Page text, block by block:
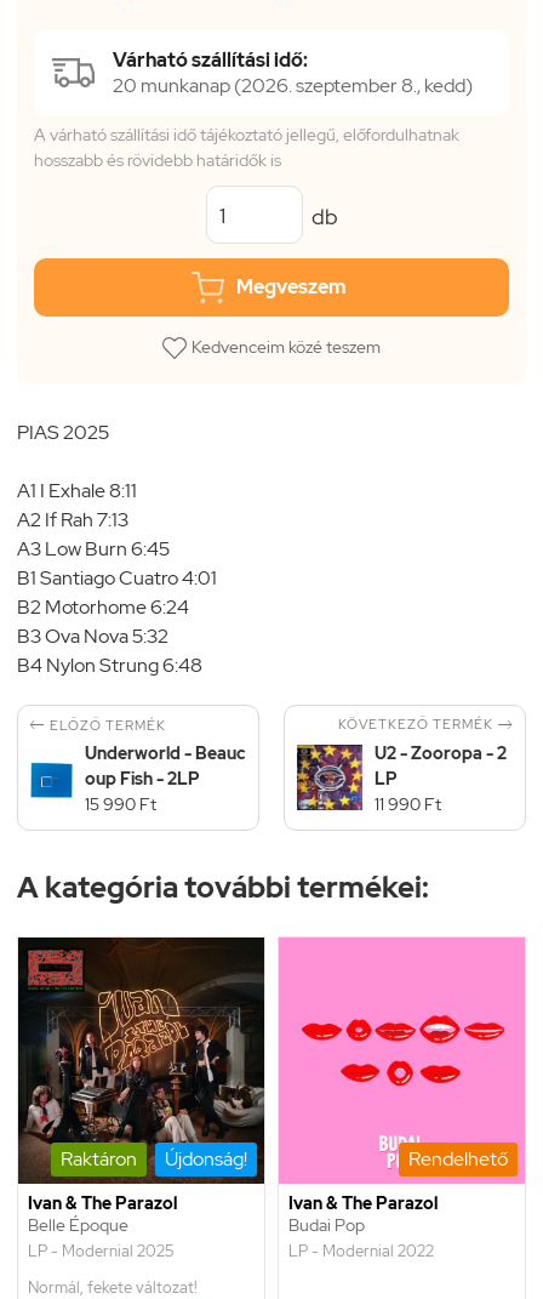
Várható szállítási idő:
20 munkanap (2026. szeptember 8., kedd)
A várható szállítási idő tájékoztató jellegű, előfordulhatnak
hosszabb és rövidebb határidők is
db
Megveszem
Kedvenceim közé teszem
PIAS 2025
A1 I Exhale 8:11
A2 If Rah 7:13
A3 Low Burn 6:45
B1 Santiago Cuatro 4:01
B2 Motorhome 6:24
B3 Ova Nova 5:32
B4 Nylon Strung 6:48
 ELŐZŐ TERMÉK
Underworld - Beauc
oup Fish - 2LP
15 990 Ft
KÖVETKEZŐ TERMÉK 
U2 - Zooropa - 2
LP
11 990 Ft
A kategória további termékei:
Raktáron Újdonság!
Ivan & The Parazol
Belle Époque
LP - Modernial 2025
Normál, fekete változat!
Rendelhető
Ivan & The Parazol
Budai Pop
LP - Modernial 2022